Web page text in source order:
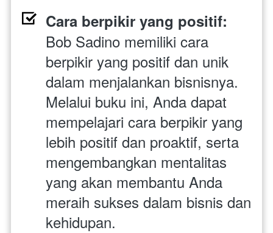
Bob Sadino memiliki cara
berpikir yang positif dan unik
dalam menjalankan bisnisnya.
Melalui buku ini, Anda dapat
mempelajari cara berpikir yang
lebih positif dan proaktif, serta
mengembangkan mentalitas
yang akan membantu Anda
meraih sukses dalam bisnis dan
kehidupan.